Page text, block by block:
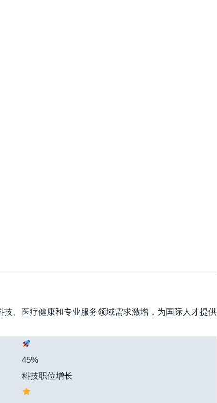
技、医疗健康和专业服务领域需求激增，为国际人才提供
45%
科技职位增长